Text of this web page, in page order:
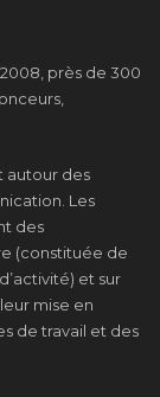
près de 300
autour des
Les
des
(constituée de
et sur
mise en
de travail et des